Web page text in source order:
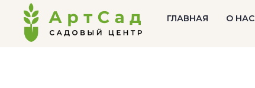
ГЛАВНАЯ О НАС